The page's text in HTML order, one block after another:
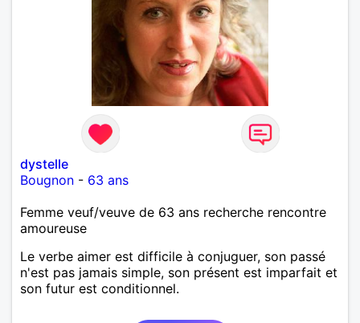
dystelle
Bougnon - 63 ans
Femme veuf/veuve de 63 ans recherche rencontre
amoureuse
Le verbe aimer est difficile à conjuguer, son passé
n'est pas jamais simple, son présent est imparfait et
son futur est conditionnel.